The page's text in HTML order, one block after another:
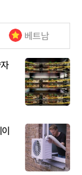
베트남